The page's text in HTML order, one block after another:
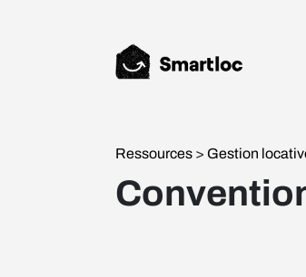
Ressources > Gestion